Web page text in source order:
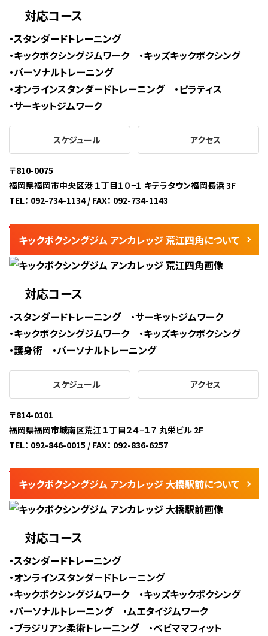
対応コース
スタンダードトレーニング
キックボクシングジムワーク
キッズキックボクシング
パーソナルトレーニング
オンラインスタンダードトレーニング
ピラティス
サーキットジムワーク
スケジュール アクセス
〒810-0075
福岡県福岡市中央区港 １丁⽬１０−１ キテラタウン福岡⻑浜 3F
TEL： 092-734-1134 / FAX： 092-734-1143
キックボクシングジム アンカレッジ 荒江四角について
対応コース
スタンダードトレーニング
サーキットジムワーク
キックボクシングジムワーク
キッズキックボクシング
護身術
パーソナルトレーニング
スケジュール アクセス
〒814-0101
福岡県福岡市城南区荒江 １丁⽬２４−１７ 丸栄ビル 2F
TEL： 092-846-0015 / FAX： 092-836-6257
キックボクシングジム アンカレッジ 大橋駅前について
対応コース
スタンダードトレーニング
オンラインスタンダードトレーニング
キックボクシングジムワーク
キッズキックボクシング
パーソナルトレーニング
ムエタイジムワーク
ブラジリアン柔術トレーニング
ベビママフィット